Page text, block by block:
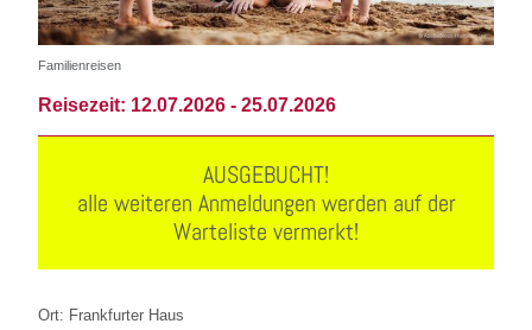
Familienreisen
Reisezeit: 12.07.2026 - 25.07.2026
AUSGEBUCHT!
alle weiteren Anmeldungen werden auf der
Warteliste vermerkt!
Ort: Frankfurter Haus